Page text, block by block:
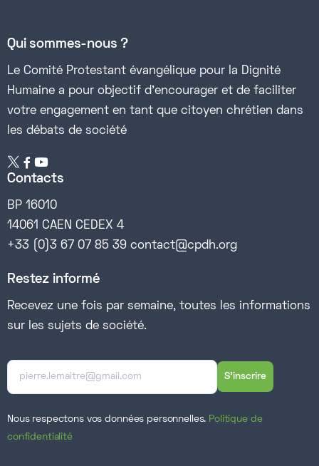
Qui sommes-nous ?
Le Comité Protestant évangélique pour la Dignité
Humaine a pour objectif d’encourager et de faciliter
votre engagement en tant que citoyen chrétien dans
les débats de société
 
Contacts
BP 16010
14061 CAEN CEDEX 4
+33 (0)3 67 07 85 39 contact@cpdh.org
Restez informé
Recevez une fois par semaine, toutes les informations
sur les sujets de société.
Nous respectons vos données personnelles. Politique de
confidentialité